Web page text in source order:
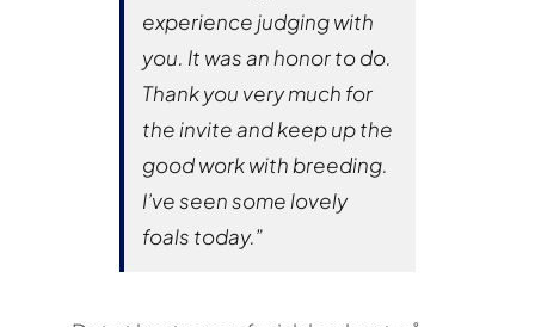
experience judging with
you. It was an honor to do.
Thank you very much for
the invite and keep up the
good work with breeding.
I’ve seen some lovely
foals today.”